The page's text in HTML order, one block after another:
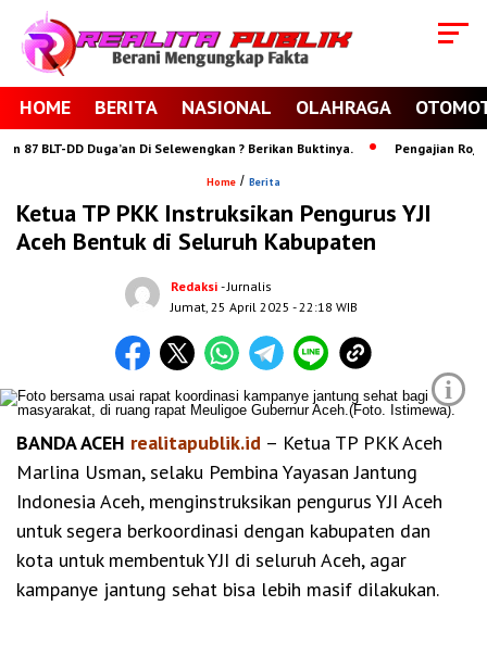
HOME BERITA NASIONAL OLAHRAGA
BLT-DD Duga’an Di Selewengkan ? Berikan Buktinya. Pengajian
Home / Berita
Ketua TP PKK Instruksikan Pengurus YJI
Aceh Bentuk di Seluruh Kabupaten
Redaksi - Jurnalis
Jumat, 25 April 2025 - 22:18 WIB
i
BANDA ACEH realitapublik.id – Ketua TP PKK Aceh
Marlina Usman, selaku Pembina Yayasan Jantung
Indonesia Aceh, menginstruksikan pengurus YJI Aceh
untuk segera berkoordinasi dengan kabupaten dan
kota untuk membentuk YJI di seluruh Aceh, agar
kampanye jantung sehat bisa lebih masif dilakukan.